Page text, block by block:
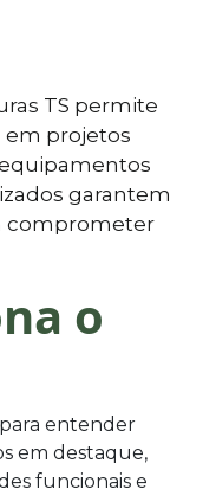
TS permite
projetos
garantem
comprometer
o
entender
em destaque,
funcionais e